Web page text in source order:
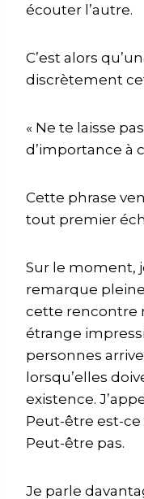
écouter l’autre.
C’est alors
discrètement
« Ne te laisse
d’importance à
Cette phrase
tout premier
Sur le moment,
remarque
cette rencontre
étrange
personnes
lorsqu’elles
existence.
Peut-être est-
Peut-être pas.
Je parle